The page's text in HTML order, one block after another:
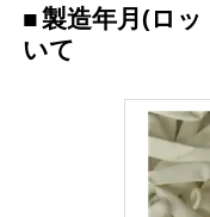
製造年月(ロ
いて